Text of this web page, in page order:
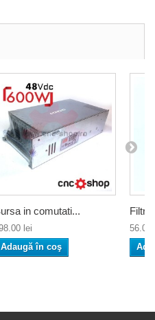
in comutati...
lei
Adaugă în coş
Filtru
56.00